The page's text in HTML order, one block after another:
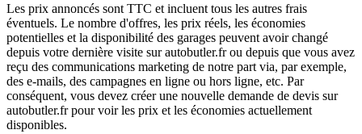
Les prix annoncés sont TTC et incluent tous les autres frais
éventuels. Le nombre d'offres, les prix réels, les économies
potentielles et la disponibilité des garages peuvent avoir changé
depuis votre dernière visite sur autobutler.fr ou depuis que vous avez
reçu des communications marketing de notre part via, par exemple,
des e-mails, des campagnes en ligne ou hors ligne, etc. Par
conséquent, vous devez créer une nouvelle demande de devis sur
autobutler.fr pour voir les prix et les économies actuellement
disponibles.